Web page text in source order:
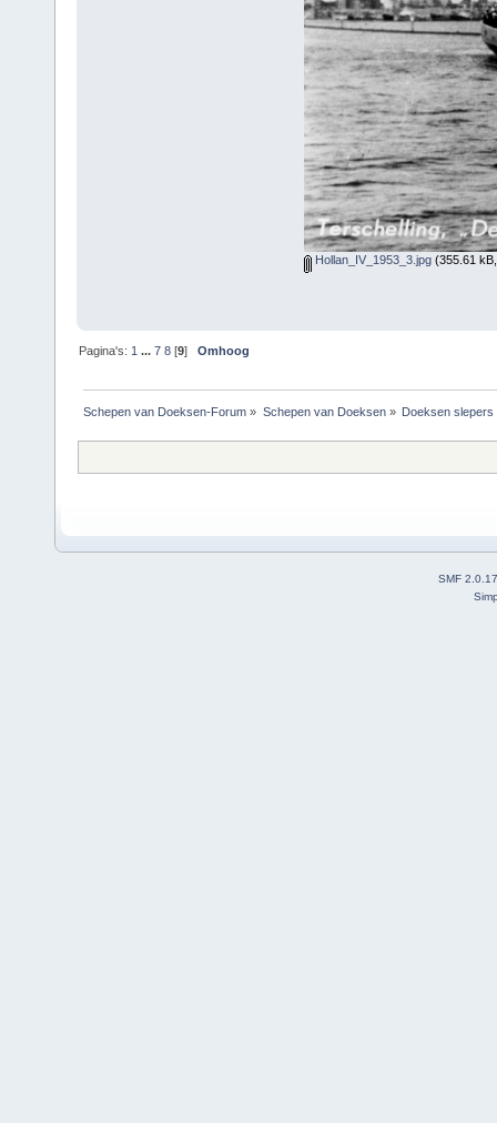
Hollan_IV_1953_3.jpg(355.61
Pagina's: 1 ...7 8 [9]Omhoog
Schepen van Doeksen-Forum » Schepen van Doeksen» Doeksen slepers
SMF 2.0.17